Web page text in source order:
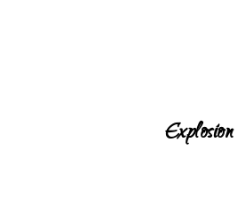
Explosion